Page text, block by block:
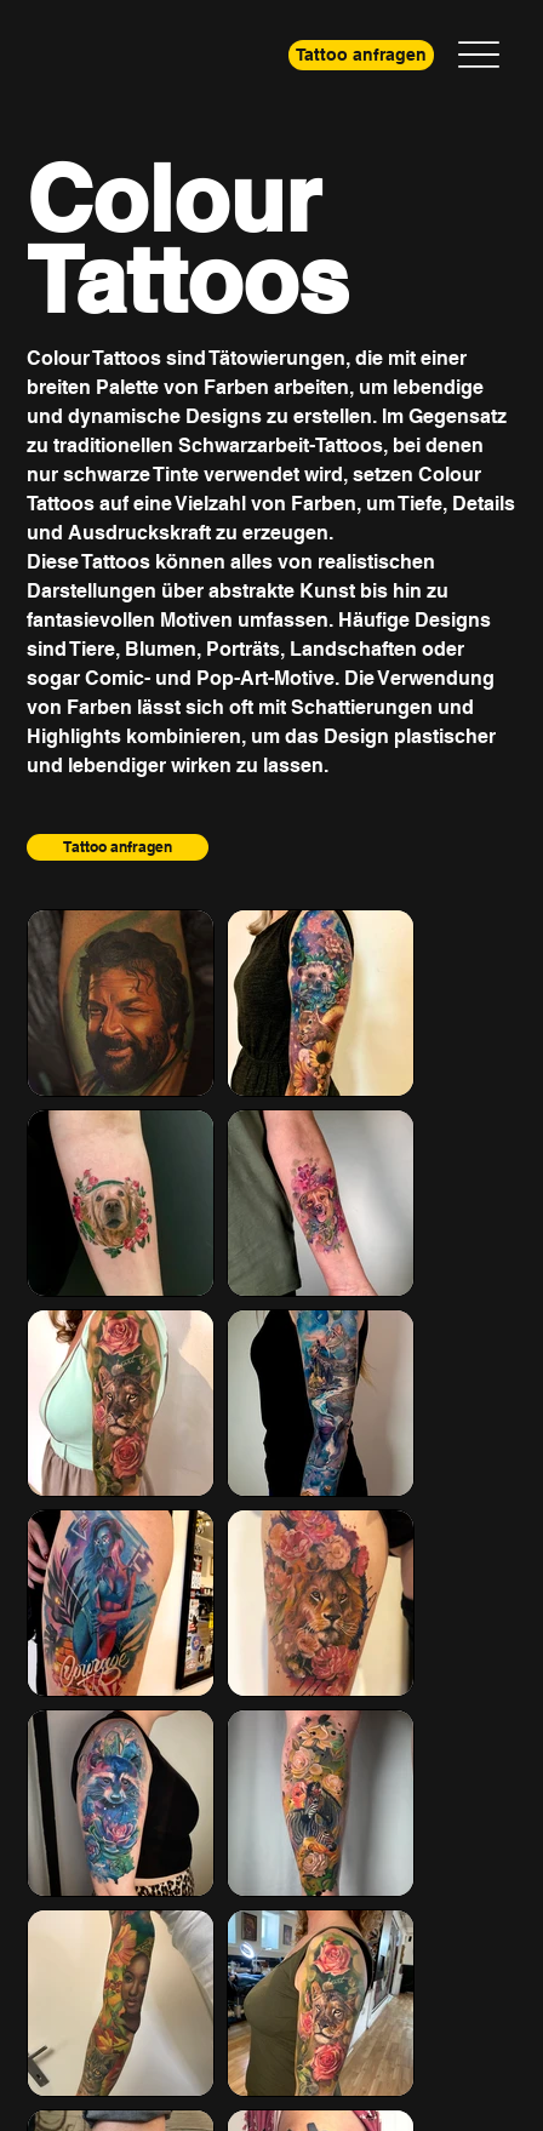
Tattoo anfragen
Colour
Tattoos
Colour Tattoos sind Tätowierungen, die mit einer
breiten Palette von Farben arbeiten, um lebendige
und dynamische Designs zu erstellen. Im Gegensatz
zu traditionellen Schwarzarbeit-Tattoos, bei denen
nur schwarze Tinte verwendet wird, setzen Colour
Tattoos auf eine Vielzahl von Farben, um Tiefe, Details
und Ausdruckskraft zu erzeugen.
Diese Tattoos können alles von realistischen
Darstellungen über abstrakte Kunst bis hin zu
fantasievollen Motiven umfassen. Häufige Designs
sind Tiere, Blumen, Porträts, Landschaften oder
sogar Comic- und Pop-Art-Motive. Die Verwendung
von Farben lässt sich oft mit Schattierungen und
Highlights kombinieren, um das Design plastischer
und lebendiger wirken zu lassen.
Tattoo anfragen